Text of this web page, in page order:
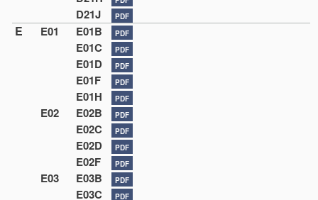
D21J PDF
E E01 E01B PDF
E01C PDF
E01D PDF
E01F PDF
E01H PDF
E02 E02B PDF
E02C PDF
E02D PDF
E02F PDF
E03 E03B PDF
E03C PDF